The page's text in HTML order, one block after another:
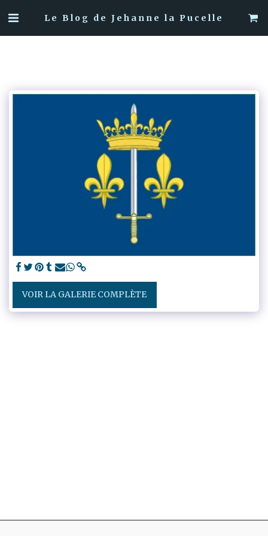
Le Blog de Jehanne la Pucelle
VOIR LA GALERIE COMPLÈTE